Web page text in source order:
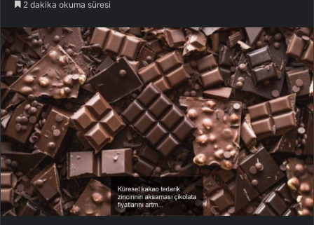
2 dakika okuma süresi